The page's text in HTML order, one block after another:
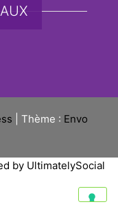
Thème : Envo
by UltimatelySocial